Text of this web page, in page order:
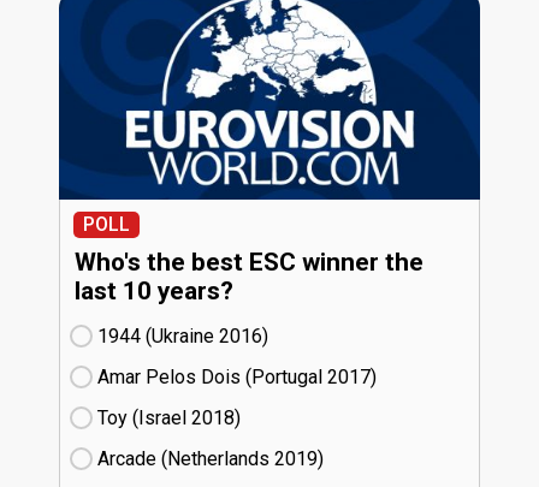
POLL
Who's the best ESC winner the
last 10 years?
1944 (Ukraine
16)
Amar Pelos Dois (Portugal
17)
Toy (Israel
18)
Arcade (Netherlands
19)